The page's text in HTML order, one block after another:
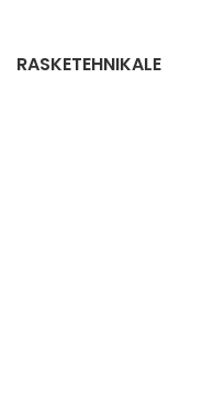
RASKETEHNIKALE